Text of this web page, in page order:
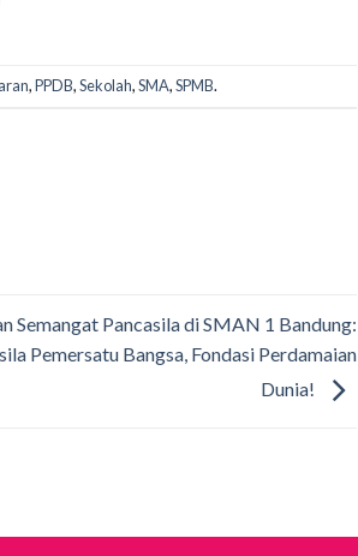
,PPDB,Sekolah,SMA,SPMB.
Semangat Pancasila di SMAN 1 Bandung:
Pemersatu Bangsa, Fondasi Perdamaian
Dunia!